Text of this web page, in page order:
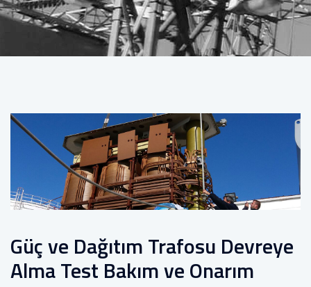
Güç ve Dağıtım Trafosu Devreye
Alma Test Bakım ve Onarım